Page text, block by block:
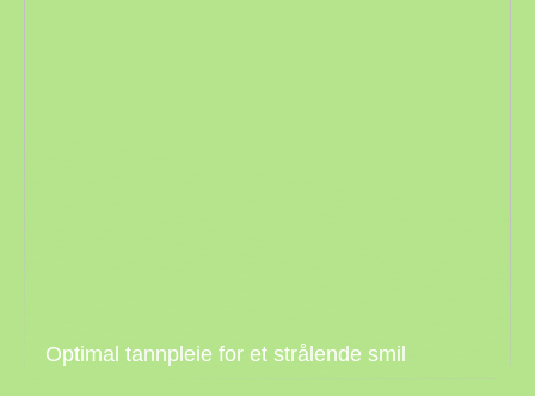
Optimal tannpleie for et strålende smil